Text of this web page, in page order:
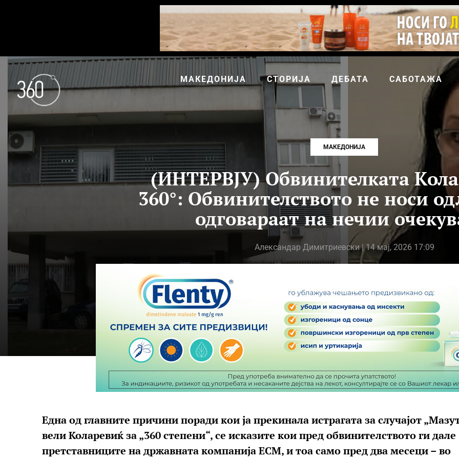
МАКЕДОНИЈА СТОРИЈА ДЕБАТА САБОТАЖА
МАКЕДОНИЈА
(ИНТЕРВЈУ) Обвинителката
360°: Обвинителството не носи
одговараат на нечии
Александар Димитриевски| 14 мај, 2026 17:09
Една од главните причини поради кои ја прекинала истрагата за случајот
вели Коларевиќ за „360 степени“, се исказите кои пред обвинителството ги дале
претставниците на државната компанија ЕСМ, и тоа само пред два месеци – во